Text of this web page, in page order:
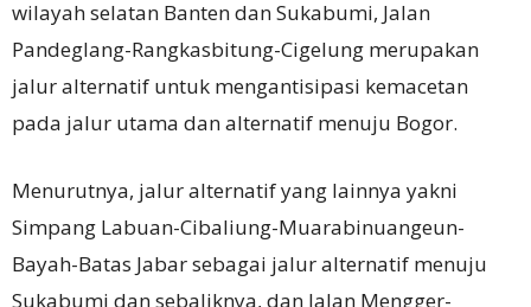
wilayah selatan Banten dan Sukabumi, Jalan
Pandeglang-Rangkasbitung-Cigelung merupakan
jalur alternatif untuk mengantisipasi kemacetan
pada jalur utama dan alternatif menuju Bogor.
Menurutnya, jalur alternatif yang lainnya yakni
Simpang Labuan-Cibaliung-Muarabinuangeun-
Bayah-Batas Jabar sebagai jalur alternatif menuju
Sukabumi dan sebaliknya, dan Jalan Mengger-